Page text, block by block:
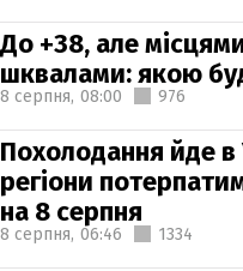
До +38, але
шквалами: якою
8 серпня, 08:00 976
Похолодання йде в
регіони
на 8 серпня
8 серпня, 06:46 1334